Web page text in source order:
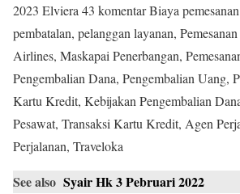
2023 Elviera 43 komentar Biaya
pembatalan, pelanggan layanan,
Airlines, Maskapai Penerbangan,
Pengembalian Dana, Pengembalian Uang,
Kartu Kredit, Kebijakan Pengembalian
Pesawat, Transaksi Kartu Kredit, Agen
Perjalanan, Traveloka
See also Syair Hk 3 Pebruari 2022